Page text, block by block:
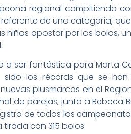
regional compitiendo
de una categoría,
niñas apostar por los bolos,
a ser fantástica para Marta
sido los récords que se
plusmarcas en el
de parejas, junto a Rebeca
de todos los
con 315 bolos.